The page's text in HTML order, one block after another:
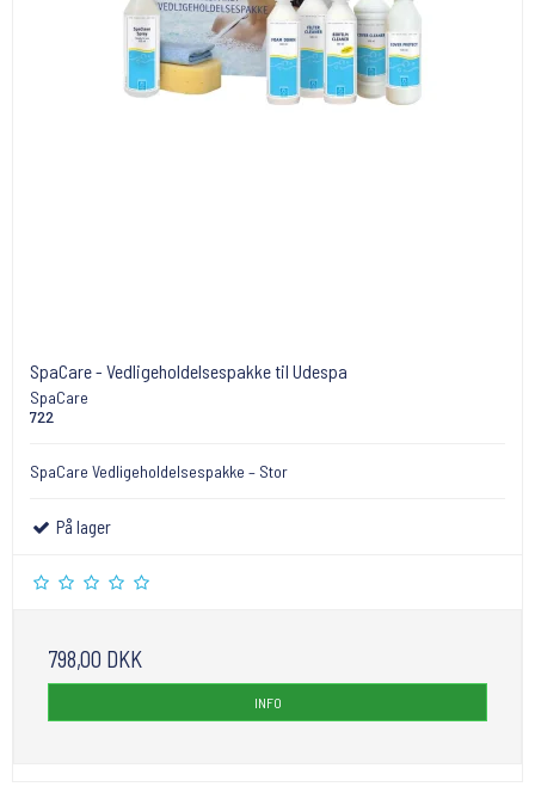
SpaCare - Vedligeholdelsespakke til Udespa
SpaCare
722
SpaCare Vedligeholdelsespakke – Stor
På lager
798,00 DKK
INFO